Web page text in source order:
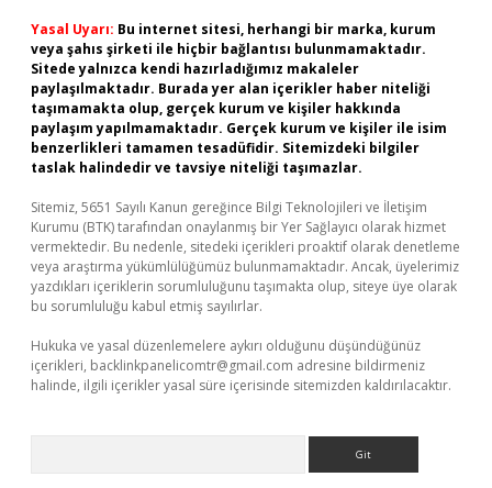
Yasal Uyarı: Bu internet sitesi, herhangi bir marka, kurum
veya şahıs şirketi ile hiçbir bağlantısı bulunmamaktadır.
Sitede yalnızca kendi hazırladığımız makaleler
paylaşılmaktadır. Burada yer alan içerikler haber niteliği
taşımamakta olup, gerçek kurum ve kişiler hakkında
paylaşım yapılmamaktadır. Gerçek kurum ve kişiler ile isim
benzerlikleri tamamen tesadüfidir. Sitemizdeki bilgiler
taslak halindedir ve tavsiye niteliği taşımazlar.
Sitemiz, 5651 Sayılı Kanun gereğince Bilgi Teknolojileri ve İletişim
Kurumu (BTK) tarafından onaylanmış bir Yer Sağlayıcı olarak hizmet
vermektedir. Bu nedenle, sitedeki içerikleri proaktif olarak denetleme
veya araştırma yükümlülüğümüz bulunmamaktadır. Ancak, üyelerimiz
yazdıkları içeriklerin sorumluluğunu taşımakta olup, siteye üye olarak
bu sorumluluğu kabul etmiş sayılırlar.
Hukuka ve yasal düzenlemelere aykırı olduğunu düşündüğünüz
içerikleri, backlinkpanelicomtr@gmail.com adresine bildirmeniz
halinde, ilgili içerikler yasal süre içerisinde sitemizden kaldırılacaktır.